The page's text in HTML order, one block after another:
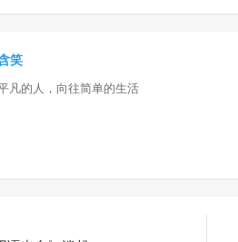
笑
凡的人，向往简单的生活